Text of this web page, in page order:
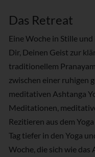
Das Retreat
Eine Woche in Stille
Dir, Deinen Geist zur
traditionellem
zwischen einer ruhigen
meditativen Ashtanga
Meditationen,
Rezitieren aus dem
Tag tiefer in den Yoga
Woche, die sich wie